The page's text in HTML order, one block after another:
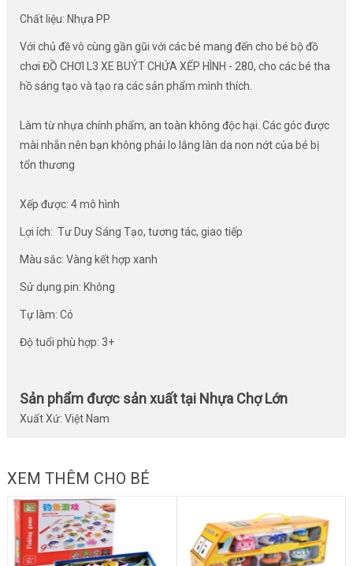
Chất liệu: Nhựa PP
Với chủ đề vô cùng gần gũi với các bé mang đến cho bé bộ đồ
chơi ĐỒ CHƠI L3 XE BUÝT CHỨA XẾP HÌNH - 280, cho các bé tha
hồ sáng tạo và tạo ra các sản phẩm mình thích.
Làm từ nhựa chính phẩm, an toàn không độc hại. Các góc được
mài nhẵn nên bạn không phải lo lắng làn da non nớt của bé bị
tổn thương
Xếp được: 4 mô hình
Lợi ích: Tư Duy Sáng Tạo, tương tác, giao tiếp
Màu sắc: Vàng kết hợp xanh
Sử dụng pin: Không
Tự làm: Có
Độ tuổi phù hợp: 3+
Sản phẩm được sản xuất tại Nhựa Chợ Lớn
Xuất Xứ: Việt Nam
XEM THÊM CHO BÉ